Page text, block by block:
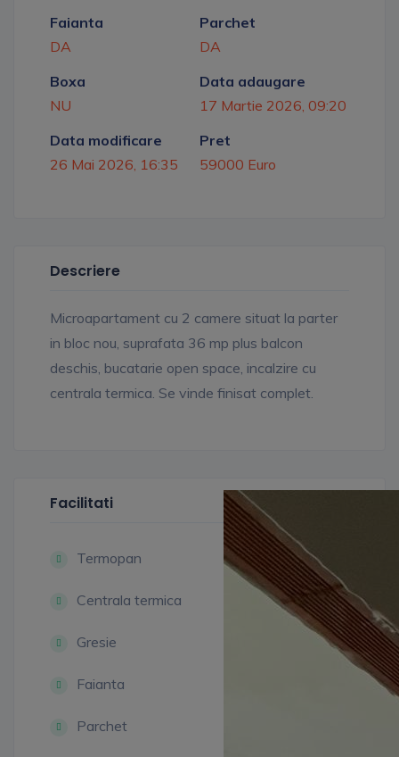
Faianta
DA
Parchet
DA
Boxa
NU
Data adaugare
17 Martie 2026, 09:20
Data modificare
26 Mai 2026, 16:35
Pret
59000 Euro
Descriere
Microapartament cu 2 camere situat la parter
in bloc nou, suprafata 36 mp plus balcon
deschis, bucatarie open space, incalzire cu
centrala termica. Se vinde finisat complet.
Facilitati
Termopan
Centrala termica
Gresie
Faianta
Parchet